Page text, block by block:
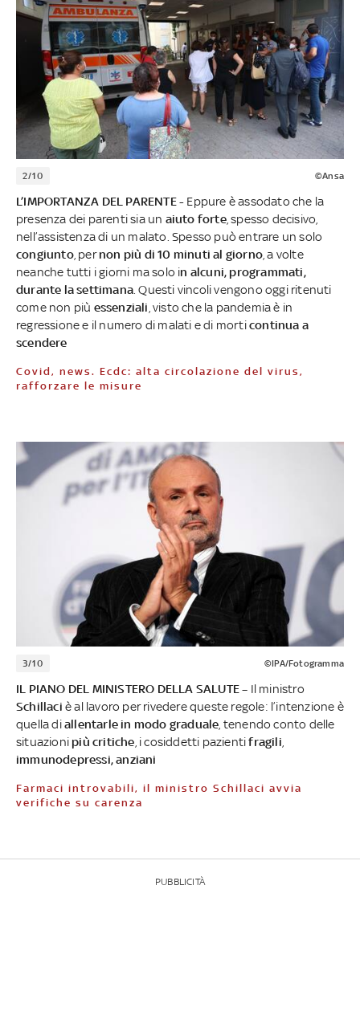
2/10 ©Ansa
L’IMPORTANZA DEL PARENTE - Eppure è assodato che la
presenza dei parenti sia un aiuto forte, spesso decisivo,
nell’assistenza di un malato. Spesso può entrare un solo
congiunto, pernon più di 10 minuti al giorno , a volte
neanche tutti i giorni ma solo in alcuni, programmati,
durante la settimana . Questi vincoli vengono oggi ritenuti
come non più essenziali , visto che la pandemia è in
regressione e il numero di malati e di morticontinua a
scendere
Covid, news. Ecdc: alta circolazione del virus,
rafforzare le misure
3/10 ©IPA/Fotogramma
IL PIANO DEL MINISTERO DELLA SALUTE – Il ministro
Schillaci è al lavoro per rivedere queste regole: l’intenzione è
quella diallentarle in modo graduale , tenendo conto delle
situazioni più critiche , i cosiddetti pazientifragili
immunodepressi, anziani
Farmaci introvabili, il ministro Schillaci avvia
verifiche su carenza
PUBBLICITÀ